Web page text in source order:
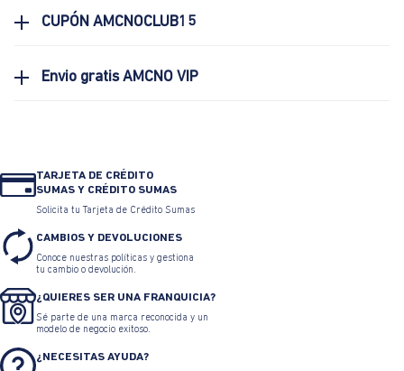
CUPÓN AMCNOCLUB15
Envio gratis AMCNO VIP
TARJETA DE CRÉDITO
SUMAS Y CRÉDITO SUMAS
Solicita tu Tarjeta de Crédito Sumas
CAMBIOS Y DEVOLUCIONES
Conoce nuestras políticas y gestiona
tu cambio o devolución.
¿QUIERES SER UNA FRANQUICIA?
Sé parte de una marca reconocida y un
modelo de negocio exitoso.
¿NECESITAS AYUDA?